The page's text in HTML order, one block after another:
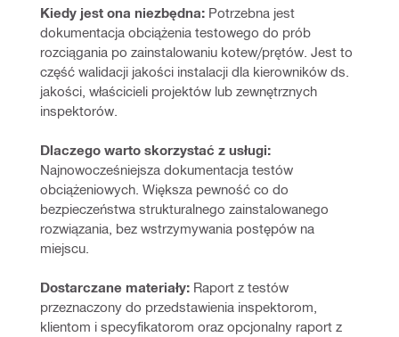
Kiedy jest ona niezbędna: Potrzebna jest
dokumentacja obciążenia testowego do prób
rozciągania po zainstalowaniu kotew/prętów. Jest to
część walidacji jakości instalacji dla kierowników ds.
jakości, właścicieli projektów lub zewnętrznych
inspektorów.
Dlaczego warto skorzystać z usługi:
Najnowocześniejsza dokumentacja testów
obciążeniowych. Większa pewność co do
bezpieczeństwa strukturalnego zainstalowanego
rozwiązania, bez wstrzymywania postępów na
miejscu.
Dostarczane materiały: Raport z testów
przeznaczony do przedstawienia inspektorom,
klientom i specyfikatorom oraz opcjonalny raport z